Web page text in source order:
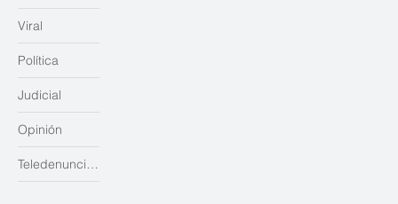
Judicial
Opinión
Teledenuncias
Viral
Política